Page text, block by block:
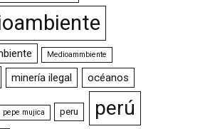
Medioammbiente
minería ilegal océanos
pepe mujica peru perú